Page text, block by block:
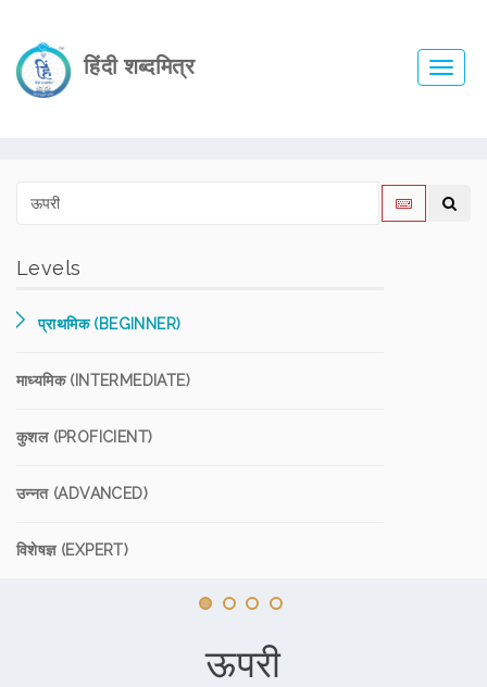
हिंदी शब्दमित्र
Levels
प्राथमिक (BEGINNER)
माध्यमिक (INTERMEDIATE)
कुशल (PROFICIENT)
उन्नत (ADVANCED)
विशेषज्ञ (EXPERT)
ऊपरी